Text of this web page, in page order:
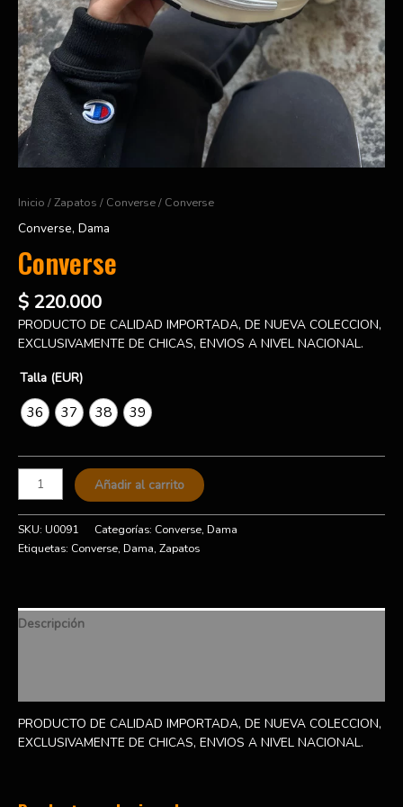
Inicio /Zapatos / Converse/ Converse
Converse, Dama
Converse
$ 220.000
PRODUCTO DE CALIDAD IMPORTADA, DE NUEVA COLECCION,
EXCLUSIVAMENTE DE CHICAS, ENVIOS A NIVEL NACIONAL.
Talla (EUR)
36 37 38 39
Añadir al carrito
SKU: U0091 Categorías: Converse, Dama
Etiquetas: Converse, Dama, Zapatos
Descripción
PRODUCTO DE CALIDAD IMPORTADA, DE NUEVA COLECCION,
EXCLUSIVAMENTE DE CHICAS, ENVIOS A NIVEL NACIONAL.